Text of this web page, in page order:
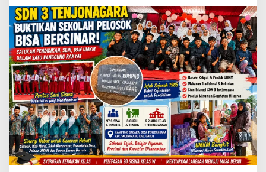
n
a
g
a
r
a
B
u
k
t
i
k
a
n
S
e